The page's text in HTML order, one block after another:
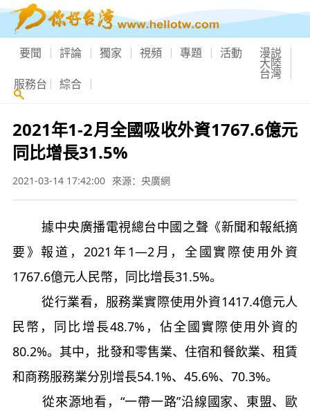
要聞 評論 獨家 視頻 專題 活動 漫説
大陸
台灣
服務台 綜合
2021年1-2月全國吸收外資1767.6億元
同比增長31.5%
2021-03-14 17:42:00 來源：央廣網
據中央廣播電視總台中國之聲《新聞和報紙摘
要》報道，2021年1—2月，全國實際使用外資
1767.6億元人民幣，同比增長31.5%。
從行業看，服務業實際使用外資1417.4億元人
民幣，同比增長48.7%，佔全國實際使用外資的
80.2%。其中，批發和零售業、住宿和餐飲業、租賃
和商務服務業分別增長54.1%、45.6%、70.3%。
從來源地看，“一帶一路”沿線國家、東盟、歐